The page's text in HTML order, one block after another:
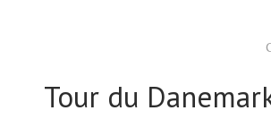
Tour du